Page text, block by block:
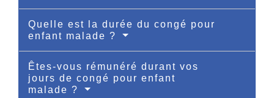
Quelle est la durée du congé pour
enfant malade ?
Êtes-vous rémunéré durant vos
jours de congé pour enfant
malade ?